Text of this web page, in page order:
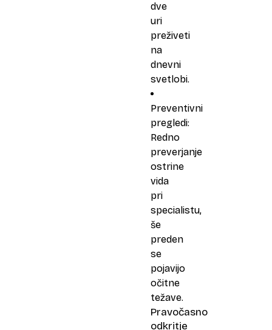
dve
uri
preživeti
na
dnevni
svetlobi.
Preventivni
pregledi:
Redno
preverjanje
ostrine
vida
pri
specialistu,
še
preden
se
pojavijo
očitne
težave.
Pravočasno
odkritje